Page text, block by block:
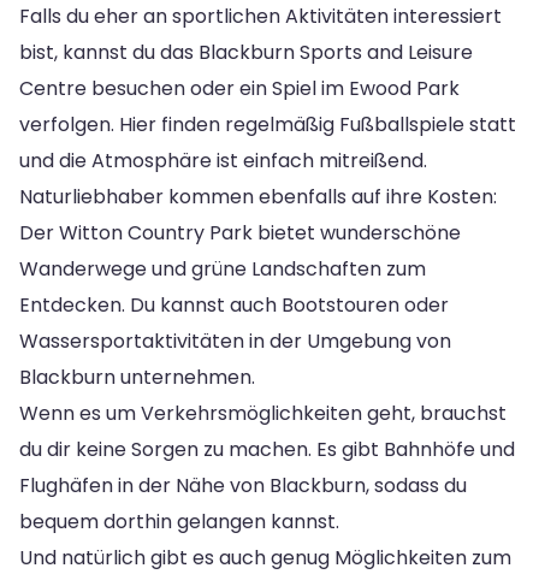
Falls du eher an sportlichen Aktivitäten interessiert
bist, kannst du das Blackburn Sports and Leisure
Centre besuchen oder ein Spiel im Ewood Park
verfolgen. Hier finden regelmäßig Fußballspiele statt
und die Atmosphäre ist einfach mitreißend.
Naturliebhaber kommen ebenfalls auf ihre Kosten:
Der Witton Country Park bietet wunderschöne
Wanderwege und grüne Landschaften zum
Entdecken. Du kannst auch Bootstouren oder
Wassersportaktivitäten in der Umgebung von
Blackburn unternehmen.
Wenn es um Verkehrsmöglichkeiten geht, brauchst
du dir keine Sorgen zu machen. Es gibt Bahnhöfe und
Flughäfen in der Nähe von Blackburn, sodass du
bequem dorthin gelangen kannst.
Und natürlich gibt es auch genug Möglichkeiten zum